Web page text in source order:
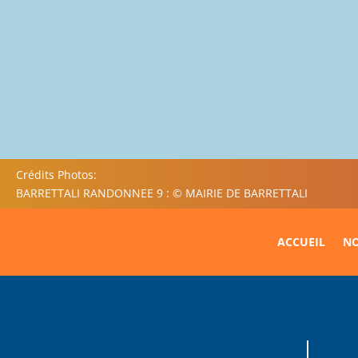
Crédits Photos:
BARRETTALI RANDONNEE 9 : © MAIRIE DE BARRETTALI
ACCUEIL